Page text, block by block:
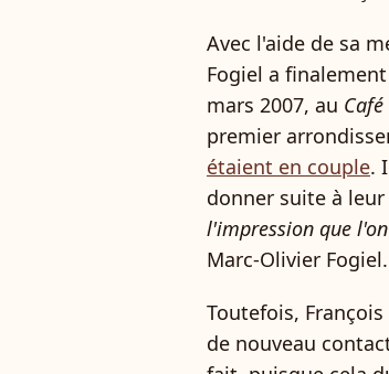
Avec l'aide de sa
Fogiel a
mars 2007, au
premier
étaient en couple.
donner suite à
l'impression que
Marc-Olivier Fogiel.
Toutefois,
de nouveau